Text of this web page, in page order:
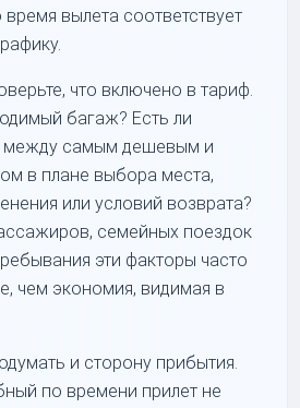
вылета соответствует
что включено в тариф.
багаж? Есть ли
между самым дешевым и
в плане выбора места,
или условий возврата?
семейных поездок
эти факторы часто
чем экономия, видимая в
и сторону прибытия.
по времени прилет не